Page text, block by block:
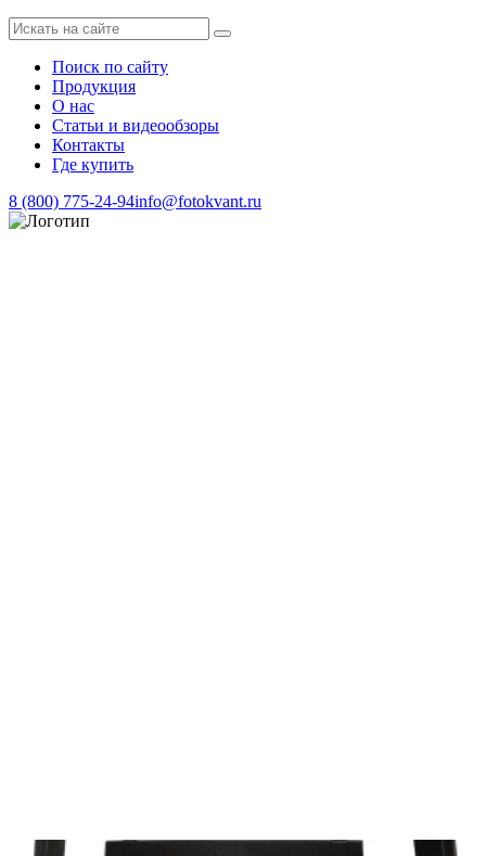
Поиск по сайту
Продукция
О нас
Статьи и видеообзоры
Контакты
Где купить
8 (800) 775-24-94info@fotokvant.ru